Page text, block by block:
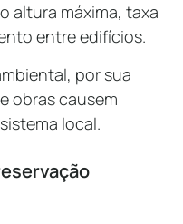
altura máxima, taxa
entre edifícios.
por sua
obras causem
local.